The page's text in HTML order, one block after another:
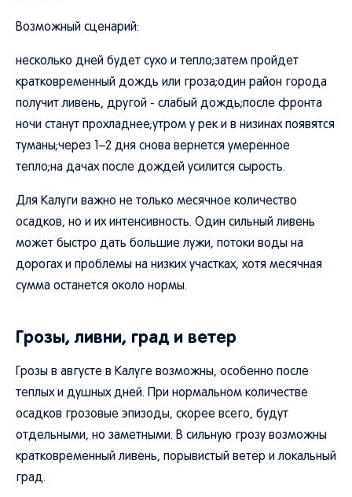
Возможный сценарий:
несколько дней будет сухо и тепло;затем пройдет
кратковременный дождь или гроза;один район города
получит ливень, другой - слабый дождь;после фронта
ночи станут прохладнее;утром у рек и в низинах появятся
туманы;через 1–2 дня снова вернется умеренное
тепло;на дачах после дождей усилится сырость.
Для Калуги важно не только месячное количество
осадков, но и их интенсивность. Один сильный ливень
может быстро дать большие лужи, потоки воды на
дорогах и проблемы на низких участках, хотя месячная
сумма останется около нормы.
Грозы, ливни, град и ветер
Грозы в августе в Калуге возможны, особенно после
теплых и душных дней. При нормальном количестве
осадков грозовые эпизоды, скорее всего, будут
отдельными, но заметными. В сильную грозу возможны
кратковременный ливень, порывистый ветер и локальный
град.